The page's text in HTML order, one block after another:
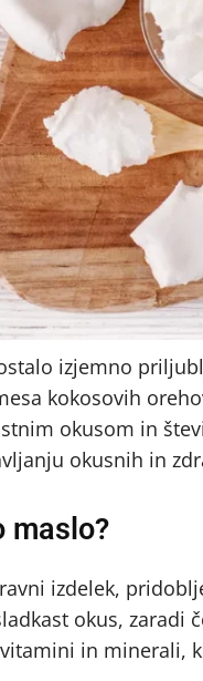
izjemno
kokosovih
okusom in
okusnih in
maslo?
izdelek,
okus, zaradi
in minerali,